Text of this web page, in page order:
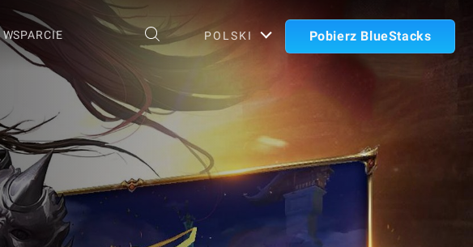
WSPARCIE POLSKI Pobierz BlueStacks